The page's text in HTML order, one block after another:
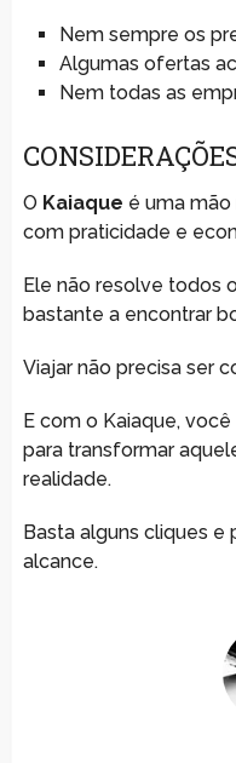
Nem sempre os
Algumas ofertas
Nem todas as
O Kaiaque é uma mão
com praticidade e
Ele não resolve todos
bastante a encontrar
Viajar não precisa ser
E com o Kaiaque,
para transformar
realidade.
Basta alguns cliques
alcance.